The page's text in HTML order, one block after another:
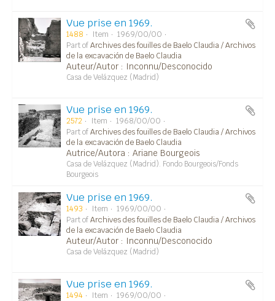
Vue prise en 1969.
1488 Item
1969/00/00
Part ofArchives des fouilles de Baelo Claudia / Archivos
de la excavación de Baelo Claudia
Auteur/Autor : Inconnu/Desconocido
Casa de Velázquez (Madrid)
Vue prise en 1969.
2572 Item
1968/00/00
Part ofArchives des fouilles de Baelo Claudia / Archivos
de la excavación de Baelo Claudia
Autrice/Autora : Ariane Bourgeois
Casa de Velázquez (Madrid). Fondo Bourgeois/Fonds
Bourgeois
Vue prise en 1969.
1493 Item
1969/00/00
Part ofArchives des fouilles de Baelo Claudia / Archivos
de la excavación de Baelo Claudia
Auteur/Autor : Inconnu/Desconocido
Casa de Velázquez (Madrid)
Vue prise en 1969.
1494 Item
1969/00/00